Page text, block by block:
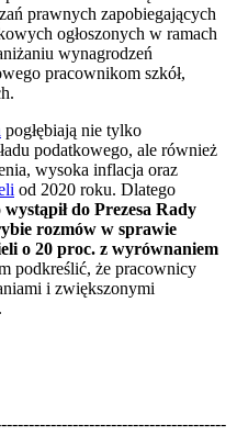
prawnych zapobiegających
ogłoszonych w ramach
wynagrodzeń
pracownikom szkół,
pogłębiają nie tylko
podatkowego, ale również
wysoka inflacja oraz
od 2020 roku. Dlatego
wystąpił do Prezesa Rady
rozmów w sprawie
o 20 proc. z wyrównaniem
podkreślić, że pracownicy
i zwiększonymi